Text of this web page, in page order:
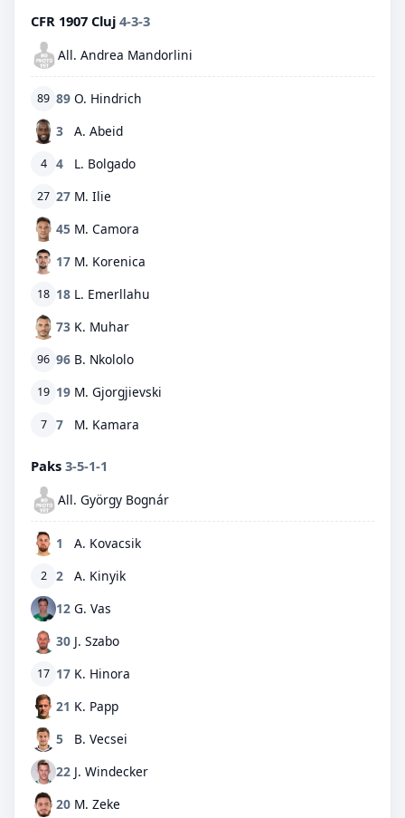
CFR 1907 Cluj 4-3-3
All. Andrea Mandorlini
89 89 O. Hindrich
3
A. Abeid
4 4 L. Bolgado
27 27 M. Ilie
45 M. Camora
17 M. Korenica
18 18 L. Emerllahu
73 K. Muhar
96 96 B. Nkololo
19 19 M. Gjorgjievski
7 7 M. Kamara
Paks 3-5-1-1
All. György Bognár
1 A. Kovacsik
2 2
A. Kinyik
12 G. Vas
30 J. Szabo
17 17 K. Hinora
21 K. Papp
5
B. Vecsei
22 J. Windecker
20 M. Zeke